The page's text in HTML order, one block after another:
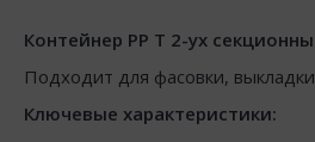
Контейнер РР Т 2-ух
Подходит для фасовки,
Ключевые характеристики: